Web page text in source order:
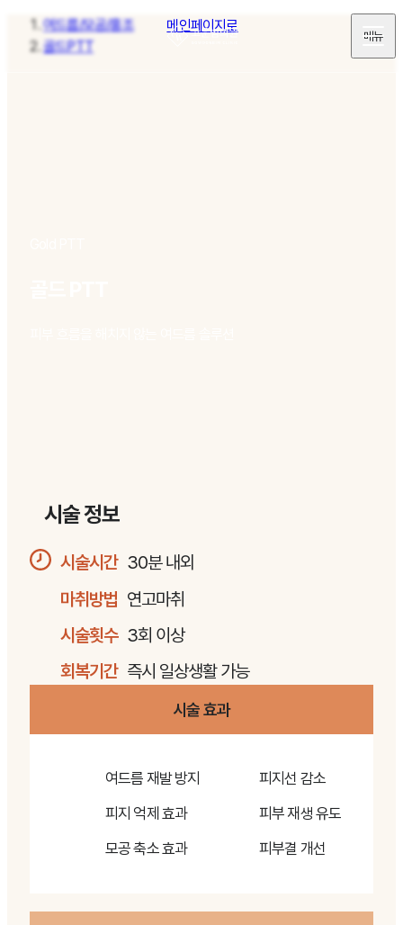
메인페이지로
메뉴
여드름/모공/홍조
골드PTT
시술 정보
시술시간 30분 내외
마취방법 연고마취
시술횟수 3회 이상
회복기간 즉시 일상생활 가능
시술 효과
여드름 재발 방지
피지 억제 효과
모공 축소 효과
피지선 감소
피부 재생 유도
피부결 개선